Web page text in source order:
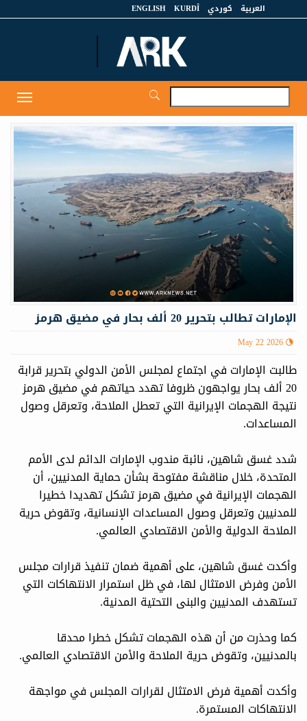
العربية كوردي KURDÎ
ENGLISH
الإمارات تطالب بتحرير 20 ألف بحار في مضيق هرمز
May 22 2026
طالبت الإمارات في اجتماع لمجلس الأمن الدولي بتحرير قرابة
20 ألف بحار يواجهون ظروفا تهدد حياتهم في مضيق هرمز
نتيجة الهجمات الإيرانية التي تعطل الملاحة، وتعرقل وصول
المساعدات.
شدد غسق شاهين، نائبة مندوب الإمارات الدائم لدى الأمم
المتحدة، خلال مناقشة مفتوحة بشأن حماية المدنيين، أن
الهجمات الإيرانية في مضيق هرمز تشكل تهديدا خطيرا
للمدنيين وتعرقل وصول المساعدات الإنسانية، وتقوض حرية
الملاحة الدولية والأمن الاقتصادي العالمي.
وأكدت غسق شاهين، على أهمية ضمان تنفيذ قرارات مجلس
الأمن وفرض الامتثال لها، في ظل استمرار الانتهاكات التي
تستهدف المدنيين والبنى التحتية المدنية.
كما وحذرت من أن هذه الهجمات تشكل خطرا محدقا
بالمدنيين، وتقوض حرية الملاحة والأمن الاقتصادي العالمي.
وأكدت أهمية فرض الامتثال لقرارات المجلس في مواجهة
الانتهاكات المستمرة.